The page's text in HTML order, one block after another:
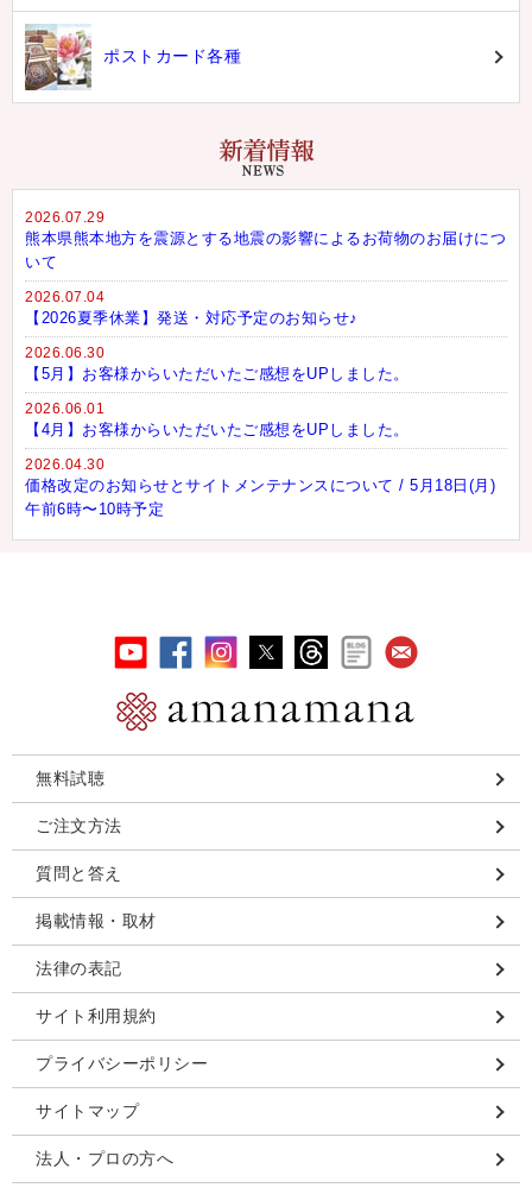
ポストカード各種
2026.07.29
熊本県熊本地方を震源とする地震の影響によるお荷物のお届けにつ
いて
2026.07.04
【2026夏季休業】発送・対応予定のお知らせ♪
2026.06.30
【5月】お客様からいただいたご感想をUPしました。
2026.06.01
【4月】お客様からいただいたご感想をUPしました。
2026.04.30
価格改定のお知らせとサイトメンテナンスについて / 5月18日(月)
午前6時〜10時予定
無料試聴
ご注文方法
質問と答え
掲載情報・取材
法律の表記
サイト利用規約
プライバシーポリシー
サイトマップ
法人・プロの方へ